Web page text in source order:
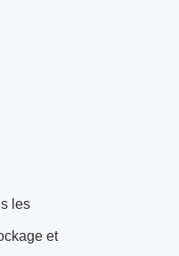
les
et